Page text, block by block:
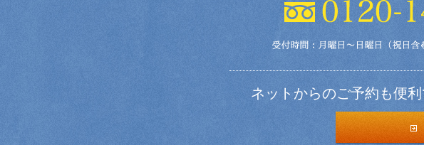
ネットからのご予約も便